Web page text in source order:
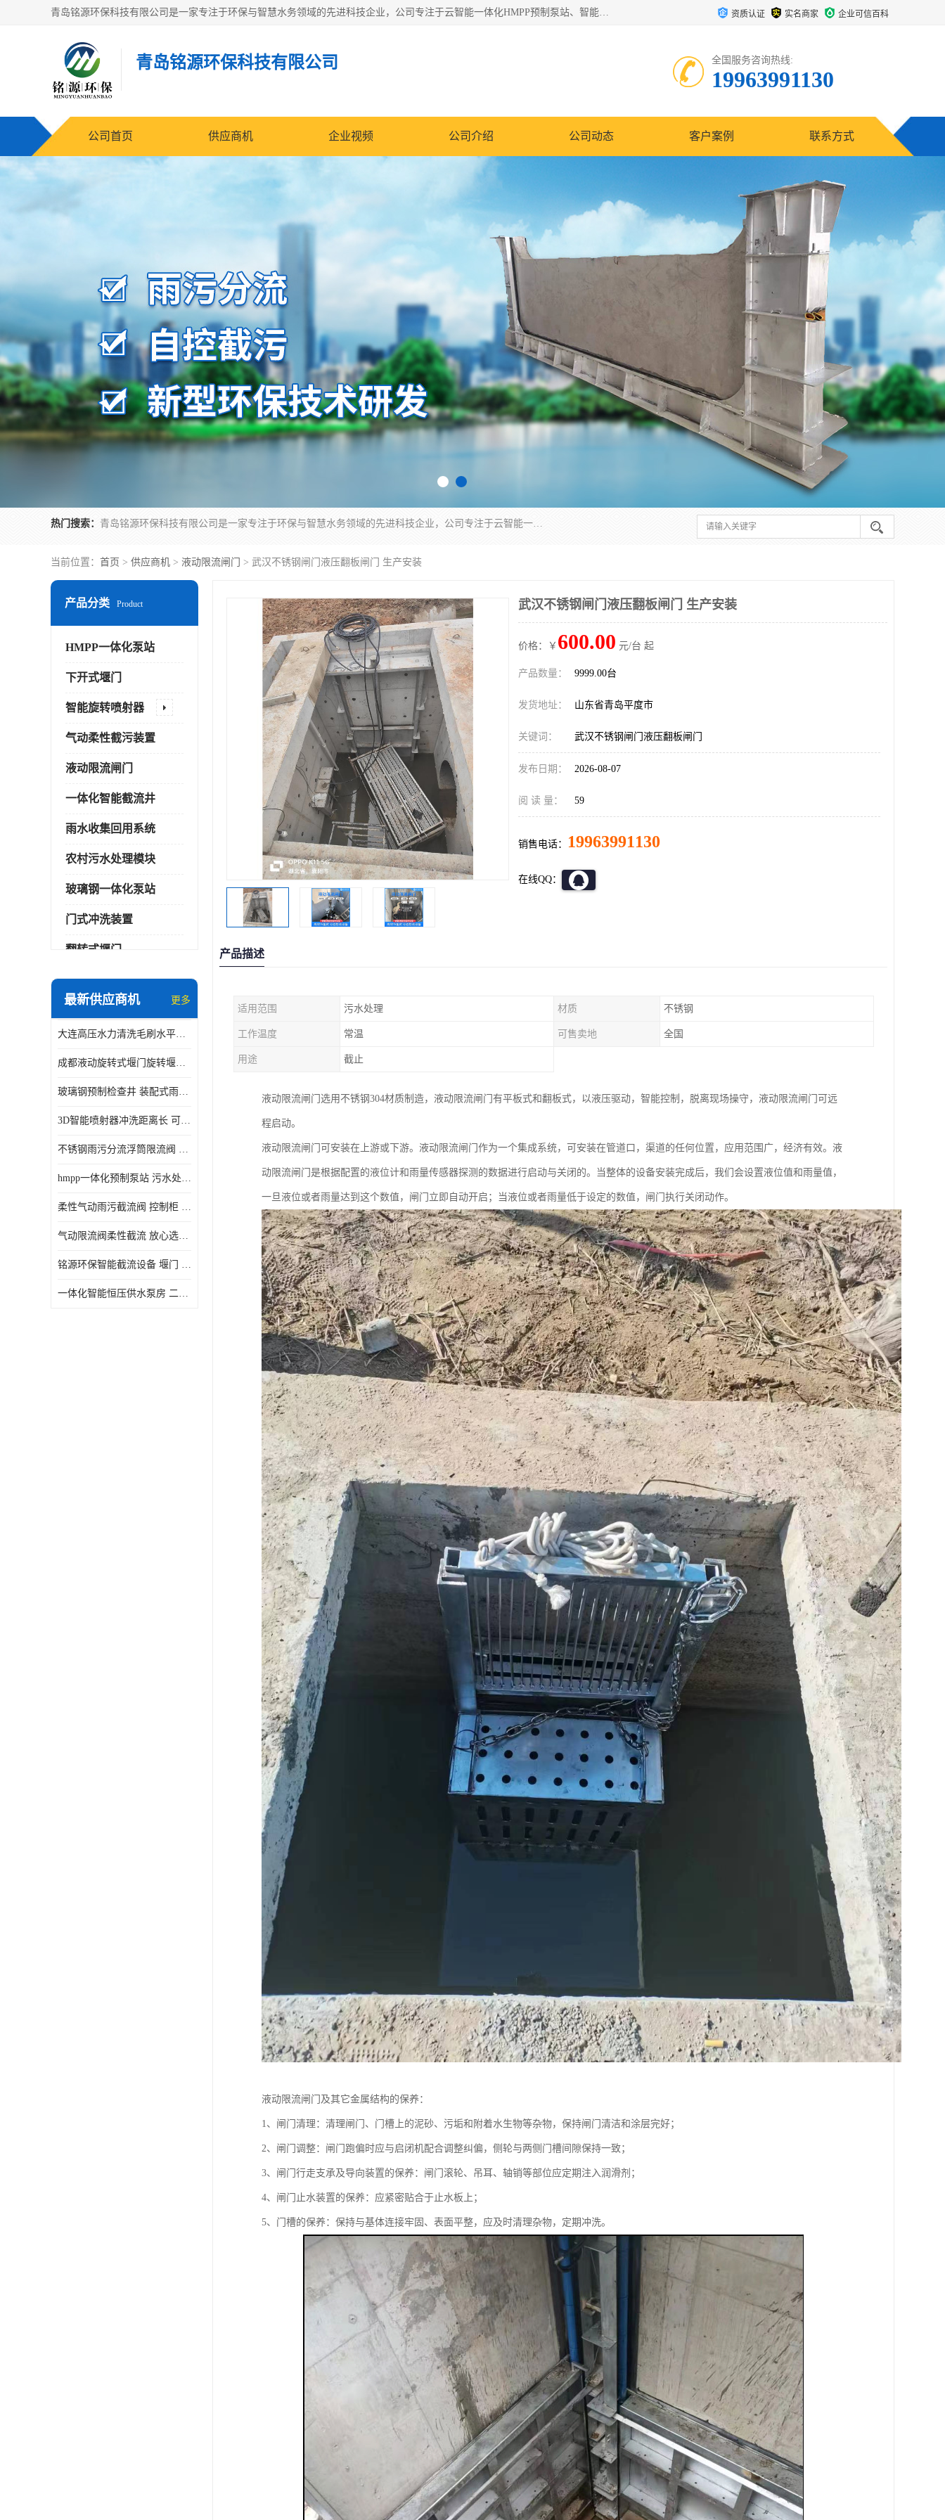
青岛铭源环保科技有限公司是一家专注于环保与智慧水务领域的先进科技企业，公司专注于云智能一体化HMPP预制泵站、智能截流井设备、调蓄池雨洪管理设备、水务循环利用、云智慧水务开发及新型环保技术研发等领域。 资质认证 实名商家 企业可信百科
青岛铭源环保科技有限公司 全国服务咨询热线:
19963991130
公司首页 供应商机 企业视频 公司介绍 公司动态 客户案例 联系方式
热门搜索： 青岛铭源环保科技有限公司是一家专注于环保与智慧水务领域的先进科技企业，公司专注于云智能一体化HMPP预制泵站、智能截流井设备、调蓄池雨洪管理设备、水务循环利用、云智慧水务开发及新型环保技术研发等领域。
当前位置： 首页 > 供应商机 > 液动限流闸门 > 武汉不锈钢闸门液压翻板闸门 生产安装
产品分类 Product
HMPP一体化泵站
下开式堰门
智能旋转喷射器
气动柔性截污装置
液动限流闸门
一体化智能截流井
雨水收集回用系统
农村污水处理模块
玻璃钢一体化泵站
门式冲洗装置
翻转式堰门
智能一体化雨水泵站
智能一体化供水泵房
智能一体化净水设备
最新供应商机 更多
大连高压水力清洗毛刷水平自清洁滚刷 水力自动冲洗系统 水力清洗
成都液动旋转式堰门旋转堰门 自动控制 SUS304
玻璃钢预制检查井 装配式雨水污水井 初期弃流井 源头厂家
3D智能喷射器冲洗距离长 可270度旋转 高强度水压远距离喷洗
不锈钢雨污分流浮筒限流阀 DN150-DN1000 品质可信
hmpp一体化预制泵站 污水处理系统 乡镇学校市政排水 厂家供应
柔性气动雨污截流阀 控制柜 远程控制安全性高检修方便
气动限流阀柔性截流 放心选购 控源截污铭源环保
铭源环保智能截流设备 堰门 铸铁调节闸门作用 源头商家 可定制
一体化智能恒压供水泵房 二次加压供水设备户外智慧泵房
武汉不锈钢闸门液压翻板闸门 生产安装
价格：￥ 600.00 元/台 起
产品数量： 9999.00台
发货地址： 山东省青岛平度市
关键词： 武汉不锈钢闸门液压翻板闸门
发布日期： 2026-08-07
阅 读 量： 59
销售电话： 19963991130
在线QQ：
产品描述
适用范围 污水处理 材质 不锈钢
工作温度 常温 可售卖地 全国
用途 截止
液动限流闸门选用不锈钢304材质制造，液动限流闸门有平板式和翻板式，以液压驱动，智能控制，脱离现场操守，液动限流闸门可远
程启动。
液动限流闸门可安装在上游或下游。液动限流闸门作为一个集成系统，可安装在管道口，渠道的任何位置，应用范围广，经济有效。液
动限流闸门是根据配置的液位计和雨量传感器探测的数据进行启动与关闭的。当整体的设备安装完成后，我们会设置液位值和雨量值，
一旦液位或者雨量达到这个数值，闸门立即自动开启；当液位或者雨量低于设定的数值，闸门执行关闭动作。
液动限流闸门及其它金属结构的保养：
1、闸门清理：清理闸门、门槽上的泥砂、污垢和附着水生物等杂物，保持闸门清洁和涂层完好；
2、闸门调整：闸门跑偏时应与启闭机配合调整纠偏，侧轮与两侧门槽间隙保持一致；
3、闸门行走支承及导向装置的保养：闸门滚轮、吊耳、轴销等部位应定期注入润滑剂；
4、闸门止水装置的保养：应紧密贴合于止水板上；
5、门槽的保养：保持与基体连接牢固、表面平整，应及时清理杂物，定期冲洗。